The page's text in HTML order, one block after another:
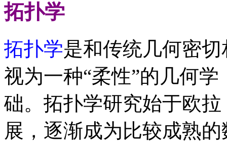
拓扑学
拓扑学是和传统几何密
视为一种“柔性”的几何
础。拓扑学研究始于欧
展，逐渐成为比较成熟